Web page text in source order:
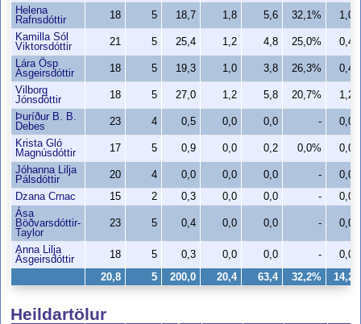
Heildartölur
Helena
Rafnsdóttir
18 5 18,7 1,8 5,6 32,1%
1,0
Kamilla Sól
Viktorsdóttir
21 5 25,4 1,2 4,8 25,0%
0,4
Lára Ösp
Ásgeirsdóttir
18 5 19,3 1,0 3,8 26,3%
0,4
Vilborg
Jónsdóttir
18 5 27,0 1,2 5,8 20,7%
1,2
Þuríður B. B.
Debes
23 4 0,5 0,0 0,0 -
0,0
Krista Gló
Magnúsdóttir
17 5 0,9 0,0 0,2 0,0%
0,0
Jóhanna Lilja
Pálsdóttir
20 4 0,0 0,0 0,0 -
0,0
Dzana Crnac
15 2 0,3 0,0 0,0 -
0,0
Ása
Böðvarsdóttir-
Taylor
23 5 0,4 0,0 0,0 - 0,0
Anna Lilja
Ásgeirsdóttir
18 5 0,3 0,0 0,0 - 0,0
20,8 5 200,0 20,4 63,4 32,2% 14,2